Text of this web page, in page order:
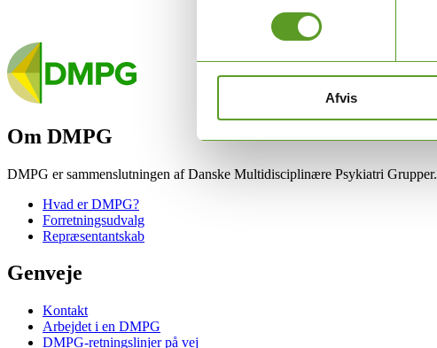
Afvis
Om DMPG
DMPG er sammenslutningen af Danske Multidisciplinære Psykiatri Grupper.
Hvad er DMPG?
Forretningsudvalg
Repræsentantskab
Genveje
Kontakt
Arbejdet i en DMPG
DMPG-retningslinjer på vej